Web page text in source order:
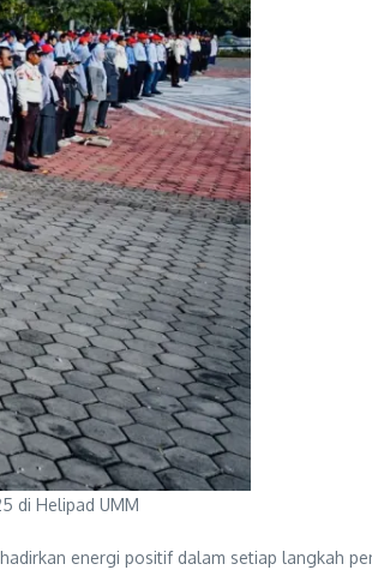
di Helipad UMM
energi positif dalam setiap langkah